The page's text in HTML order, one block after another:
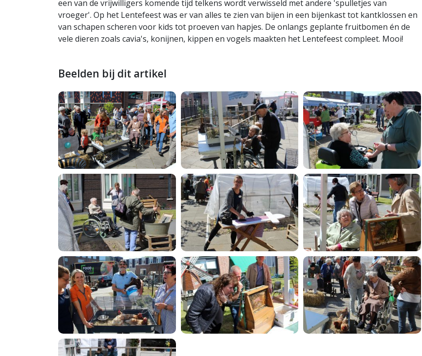
een van de vrijwilligers komende tijd telkens wordt verwisseld met andere 'spulletjes van
vroeger'. Op het Lentefeest was er van alles te zien van bijen in een bijenkast tot kantklossen en
van schapen scheren voor kids tot proeven van hapjes. De onlangs geplante fruitbomen én de
vele dieren zoals cavia's, konijnen, kippen en vogels maakten het Lentefeest compleet. Mooi!
Beelden bij dit artikel